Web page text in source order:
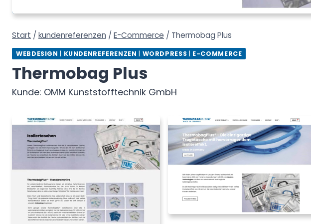
Start / kundenreferenzen / E-Commerce / Thermobag Plus
WEBDESIGN | KUNDENREFERENZEN | WORDPRESS | E-COMMERCE
Thermobag Plus
OMM Kunststofftechnik GmbH